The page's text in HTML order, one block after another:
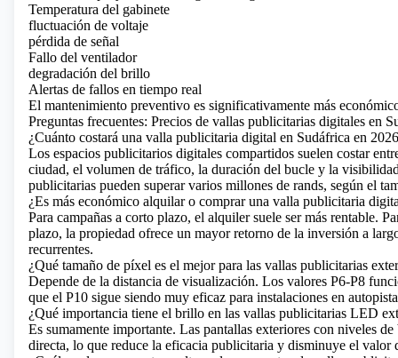
Temperatura del gabinete
fluctuación de voltaje
pérdida de señal
Fallo del ventilador
degradación del brillo
Alertas de fallos en tiempo real
El mantenimiento preventivo es significativamente más
Preguntas frecuentes: Precios de vallas publicitarias digitales en
¿Cuánto costará una valla publicitaria digital en Sudáfrica en
Los espacios publicitarios digitales compartidos suelen costar
ciudad, el volumen de tráfico, la duración del bucle y la
publicitarias pueden superar varios millones de rands, según el
¿Es más económico alquilar o comprar una valla publicitaria
Para campañas a corto plazo, el alquiler suele ser más rentable.
plazo, la propiedad ofrece un mayor retorno de la inversión a
recurrentes.
¿Qué tamaño de píxel es el mejor para las vallas publicitarias
Depende de la distancia de visualización. Los valores P6-P8
que el P10 sigue siendo muy eficaz para instalaciones en
¿Qué importancia tiene el brillo en las vallas publicitarias LED
Es sumamente importante. Las pantallas exteriores con niveles
directa, lo que reduce la eficacia publicitaria y disminuye el valor